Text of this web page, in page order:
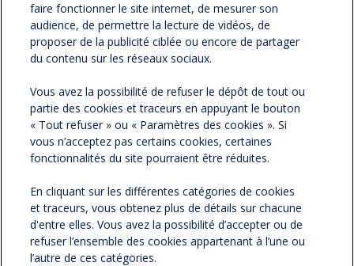
NOS NEWSLETTERS
NOS PARTENAIRES
ESPACE PRESSE
NOS ACTUALITÉS
CONTACTEZ-NOUS
faire fonctionner le site internet, de mesurer son
audience, de permettre la lecture de vidéos, de
proposer de la publicité ciblée ou encore de partager
du contenu sur les réseaux sociaux.
Vous avez la possibilité de refuser le dépôt de tout ou
partie des cookies et traceurs en appuyant le bouton
« Tout refuser » ou « Paramètres des cookies ». Si
vous n’acceptez pas certains cookies, certaines
fonctionnalités du site pourraient être réduites.
En cliquant sur les différentes catégories de cookies
et traceurs, vous obtenez plus de détails sur chacune
d'entre elles. Vous avez la possibilité d’accepter ou de
refuser l’ensemble des cookies appartenant à l’une ou
l’autre de ces catégories.